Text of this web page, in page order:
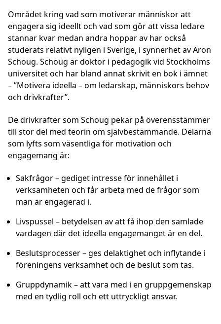
Området kring vad som motiverar människor att
engagera sig ideellt och vad som gör att vissa ledare
stannar kvar medan andra hoppar av har också
studerats relativt nyligen i Sverige, i synnerhet av Aron
Schoug. Schoug är doktor i pedagogik vid Stockholms
universitet och har bland annat skrivit en bok i ämnet
– ”Motivera ideella – om ledarskap, människors behov
och drivkrafter”.
De drivkrafter som Schoug pekar på överensstämmer
till stor del med teorin om självbestämmande. Delarna
som lyfts som väsentliga för motivation och
engagemang är:
Sakfrågor– gediget intresse för innehållet i
verksamheten och får arbeta med de frågor som
man är engagerad i.
Livspussel – betydelsen av att få ihop den samlade
vardagen där det ideella engagemanget är en del.
Beslutsprocesser– ges delaktighet och inflytande i
föreningens verksamhet och de beslut som tas.
Gruppdynamik– att vara med i en gruppgemenskap
med en tydlig roll och ett uttryckligt ansvar.